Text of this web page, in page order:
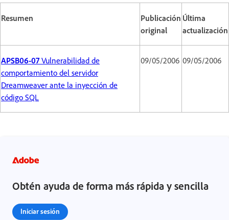
Resumen
Publicación
original
Última
actualización
APSB06-07Vulnerabilidad de
comportamiento del servidor
Dreamweaver ante la inyección de
código SQL
09/05/2006 09/05/2006
Obtén ayuda de forma más rápida y sencilla
Iniciar sesión